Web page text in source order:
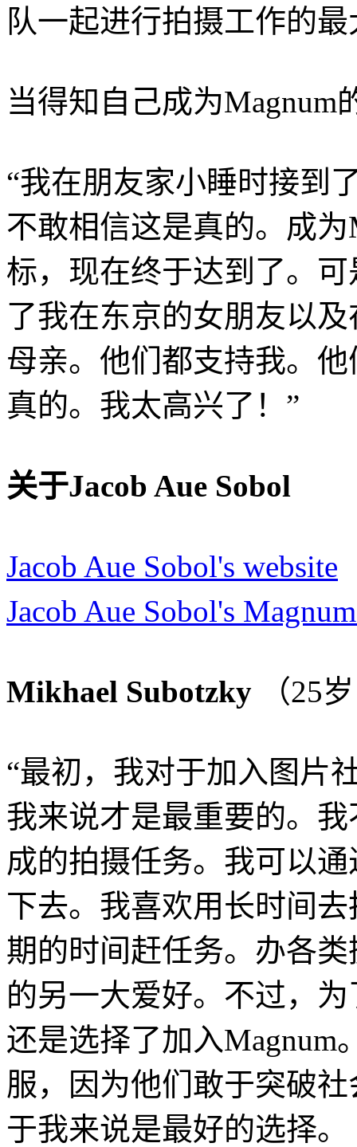
队一起进行拍摄工作的最
当得知自己成为Magnum
“我在朋友家小睡时接到
不敢相信这是真的。成
标，现在终于达到了。
了我在东京的女朋友以
母亲。他们都支持我。
真的。我太高兴了！”
关于Jacob Aue Sobol
Jacob Aue Sobol's website
Jacob Aue Sobol's
Mikhael Subotzky
（25
“最初，我对于加入图片
我来说才是最重要的。
成的拍摄任务。我可以
下去。我喜欢用长时间
期的时间赶任务。办各
的另一大爱好。不过，
还是选择了加入Magnum
服，因为他们敢于突破
于我来说是最好的选择。